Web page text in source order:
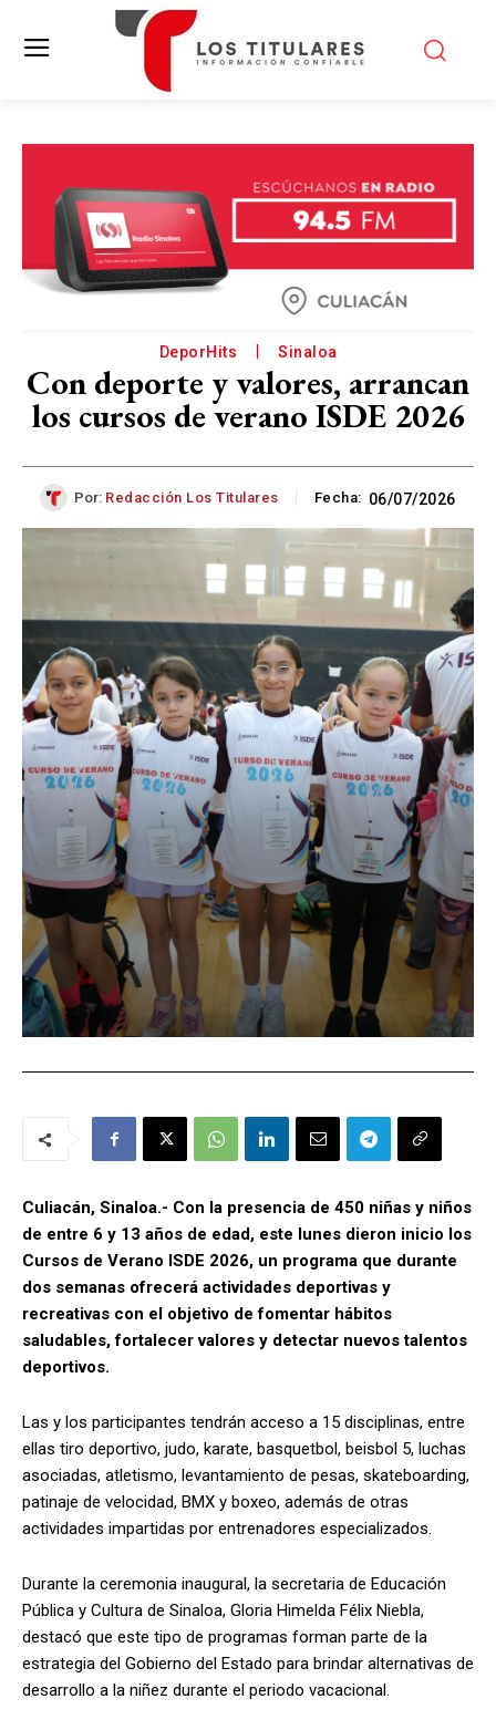
DeporHits Sinaloa
Con deporte y valores, arrancan
los cursos de verano ISDE 2026
Por: Redacción Los Titulares Fecha: 06/07/2026
Culiacán, Sinaloa.- Con la presencia de 450 niñas y niños
de entre 6 y 13 años de edad, este lunes dieron inicio los
Cursos de Verano ISDE 2026, un programa que durante
dos semanas ofrecerá actividades deportivas y
recreativas con el objetivo de fomentar hábitos
saludables, fortalecer valores y detectar nuevos talentos
deportivos.
Las y los participantes tendrán acceso a 15 disciplinas, entre
ellas tiro deportivo, judo, karate, basquetbol, beisbol 5, luchas
asociadas, atletismo, levantamiento de pesas, skateboarding,
patinaje de velocidad, BMX y boxeo, además de otras
actividades impartidas por entrenadores especializados.
Durante la ceremonia inaugural, la secretaria de Educación
Pública y Cultura de Sinaloa, Gloria Himelda Félix Niebla,
destacó que este tipo de programas forman parte de la
estrategia del Gobierno del Estado para brindar alternativas de
desarrollo a la niñez durante el periodo vacacional.